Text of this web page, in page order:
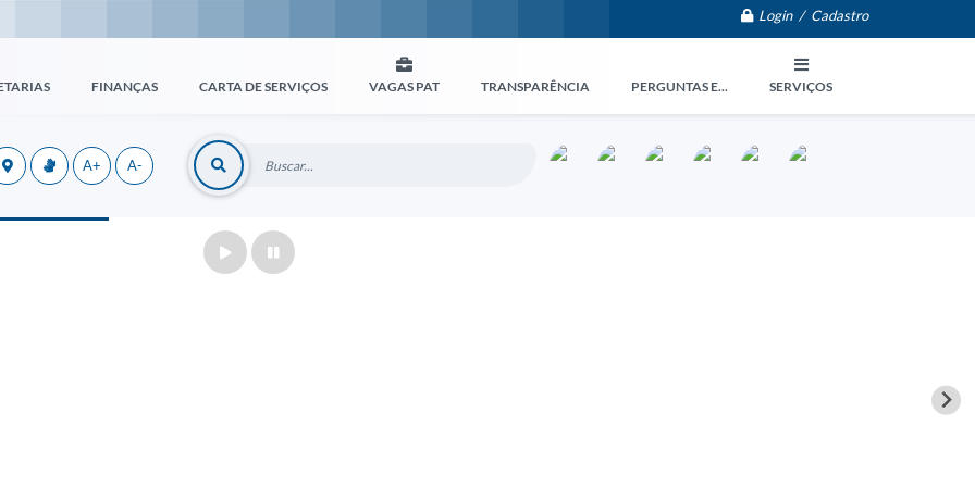
Login / Cadastro
FINANÇAS CARTA DE SERVIÇOS VAGAS PAT TRANSPARÊNCIA PERGUNTAS E... SERVIÇOS
A+ A-